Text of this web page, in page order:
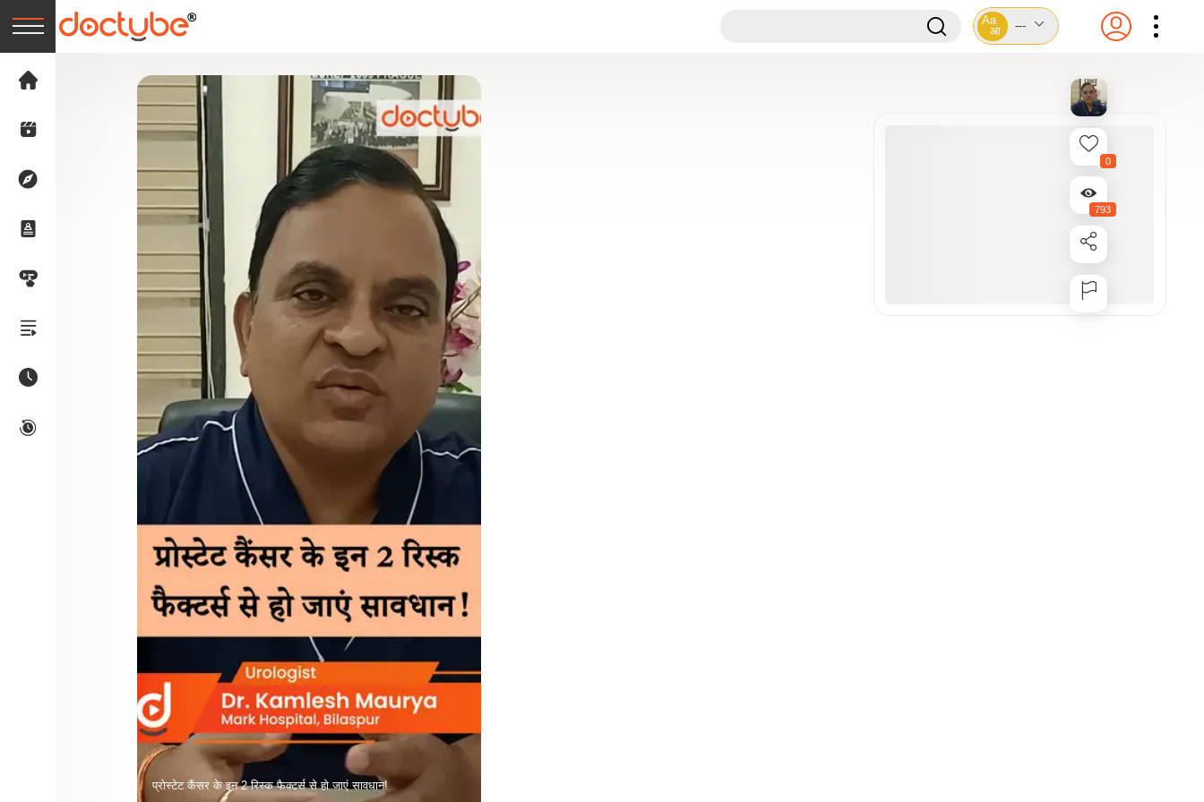
Aa
आ
---
प्रोस्टेट कैंसर के इन 2 रिस्क फैक्टर्स से हो जाएं सावधान!
0
793